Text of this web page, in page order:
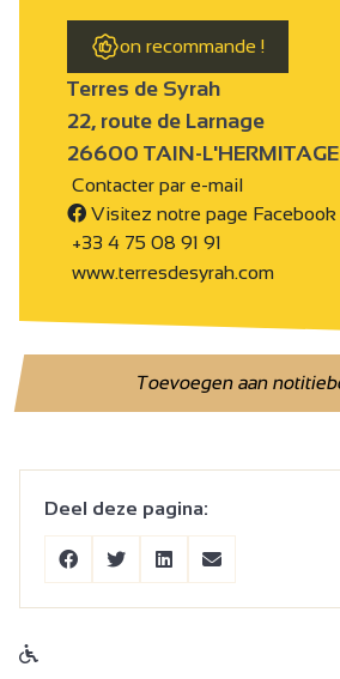
on recommande !
Terres de Syrah
22, route de Larnage
26600 TAIN-L'HERMITAGE
Contacter par e-mail
Visitez notre page Facebook
+33 4 75 08 91 91
www.terresdesyrah.com
Toevoegen aan
Deel deze pagina: